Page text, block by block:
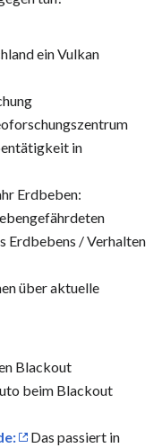
ein Vulkan
in
Erdbeben:
Erdbebens / Verhalten
über aktuelle
Blackout
beim Blackout
Das passiert in